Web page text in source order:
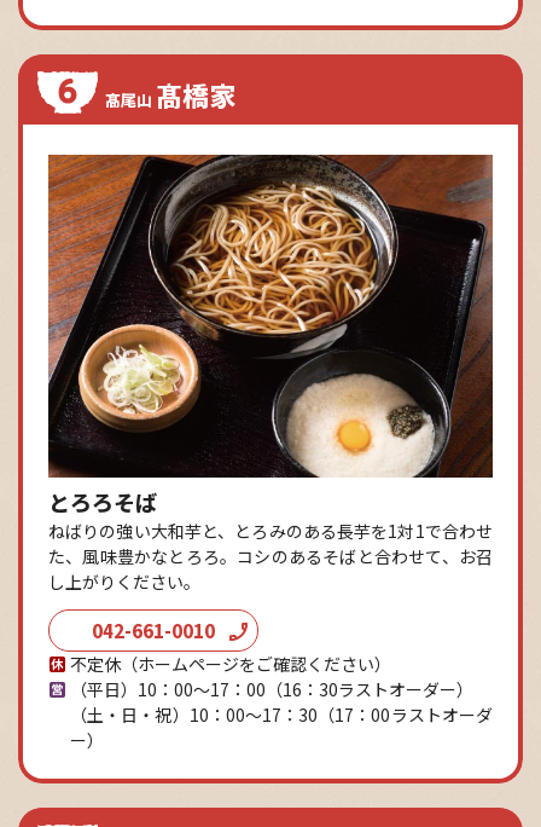
髙尾山 髙橋家
とろろそば
ねばりの強い大和芋と、とろみのある長芋を1対1で合わせ
た、風味豊かなとろろ。コシのあるそばと合わせて、お召
し上がりください。
042-661-0010
不定休（ホームページをご確認ください）
（平日）10：00～17：00 （16：30ラストオーダー）
（土・日・祝）10：00～17：30 （17：00ラストオーダ
ー）